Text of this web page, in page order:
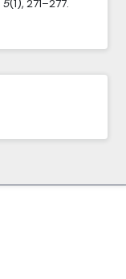
5(1), 271–277.